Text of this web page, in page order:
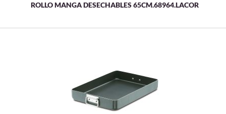
ROLLO MANGA DESECHABLES 65CM.68964.LACOR